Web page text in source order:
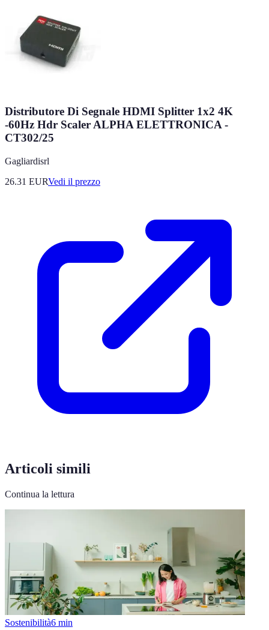
Distributore Di Segnale HDMI Splitter 1x2 4K
-60Hz Hdr Scaler ALPHA ELETTRONICA -
CT302/25
Gagliardisrl
26.31 EURVedi il prezzo
Articoli simili
Continua la lettura
Sostenibilità6 min